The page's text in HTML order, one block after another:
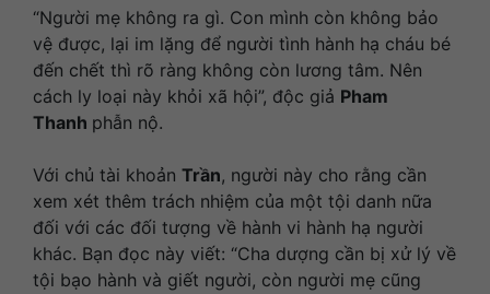
“Người mẹ không ra gì. Con mình còn không bảo
vệ được, lại im lặng để người tình hành hạ cháu bé
đến chết thì rõ ràng không còn lương tâm. Nên
cách ly loại này khỏi xã hội”, độc giả Pham
Thanh phẫn nộ.
Với chủ tài khoản Trần, người này cho rằng cần
xem xét thêm trách nhiệm của một tội danh nữa
đối với các đối tượng về hành vi hành hạ người
khác. Bạn đọc này viết: “Cha dượng cần bị xử lý về
tội bạo hành và giết người, còn người mẹ cũng